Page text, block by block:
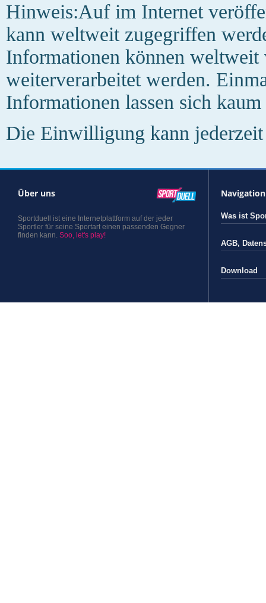
Hinweis:Auf im Internet
kann weltweit zugegriffen
Informationen können weltweit
weiterverarbeitet werden.
Informationen lassen sich
Die Einwilligung kann
Über uns
Sportduell ist eine Internetplattform auf der jeder
Sportler für seine Sportart einen passenden Gegner
finden kann. Soo, let's play!
Navigation
Was ist
AGB,
Download